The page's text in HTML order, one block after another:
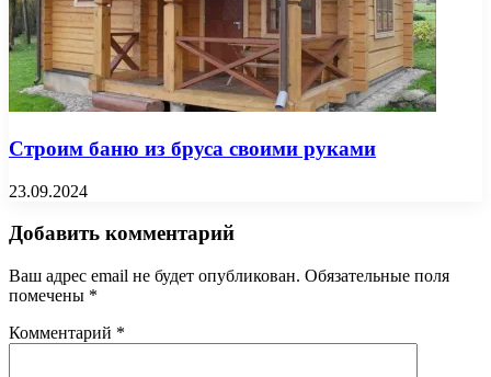
Строим баню из бруса своими руками
23.09.2024
Добавить комментарий
Ваш адрес email не будет опубликован. Обязательные поля
помечены *
Комментарий *